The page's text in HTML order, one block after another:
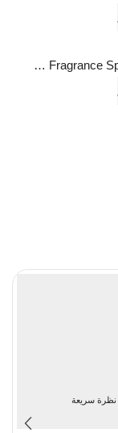
Green Lion Fragrance Spray Oud Wood 300mL - Brown
نظرة سريعة